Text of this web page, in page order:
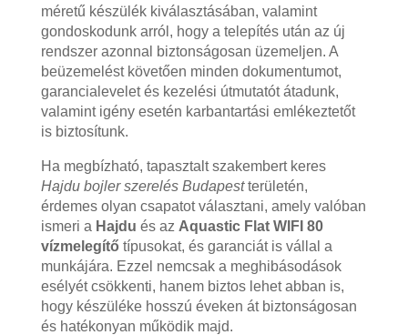
méretű készülék kiválasztásában, valamint
gondoskodunk arról, hogy a telepítés után az új
rendszer azonnal biztonságosan üzemeljen. A
beüzemelést követően minden dokumentumot,
garancialevelet és kezelési útmutatót átadunk,
valamint igény esetén karbantartási emlékeztetőt
is biztosítunk.
Ha megbízható, tapasztalt szakembert keres
Hajdu bojler szerelés Budapestterületén,
érdemes olyan csapatot választani, amely valóban
ismeri a Hajdu és az Aquastic Flat WIFI 80
vízmelegítő típusokat, és garanciát is vállal a
munkájára. Ezzel nemcsak a meghibásodások
esélyét csökkenti, hanem biztos lehet abban is,
hogy készüléke hosszú éveken át biztonságosan
és hatékonyan működik majd.